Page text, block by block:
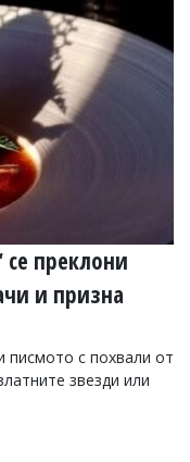
преклони
и призна
с похвали от
звезди или